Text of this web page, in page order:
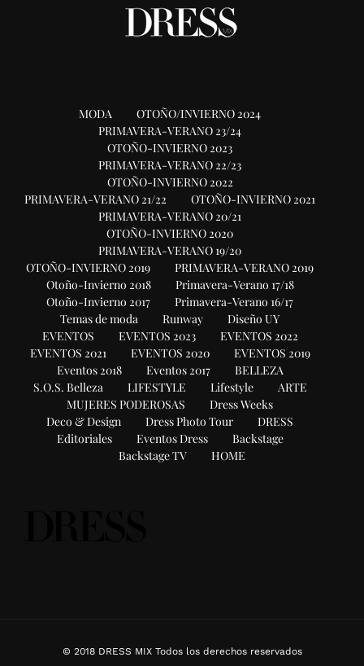
MODA
OTOÑO/INVIERNO 2024
PRIMAVERA-VERANO 23/24
OTOÑO-INVIERNO 2023
PRIMAVERA-VERANO 22/23
OTOÑO-INVIERNO 2022
PRIMAVERA-VERANO 21/22
OTOÑO-INVIERNO 2021
PRIMAVERA-VERANO 20/21
OTOÑO-INVIERNO 2020
PRIMAVERA-VERANO 19/20
OTOÑO-INVIERNO 2019
PRIMAVERA-VERANO 2019
Otoño-Invierno 2018
Primavera-Verano 17/18
Otoño-Invierno 2017
Primavera-Verano 16/17
Temas de moda
Runway
Diseño UY
EVENTOS
EVENTOS 2023
EVENTOS 2022
EVENTOS 2021
EVENTOS 2020
EVENTOS 2019
Eventos 2018
Eventos 2017
BELLEZA
S.O.S. Belleza
LIFESTYLE Lifestyle
ARTE
MUJERES PODEROSAS
Dress Weeks
Deco & Design
Dress Photo Tour
DRESS
Editoriales
Eventos Dress
Backstage
Backstage TV
HOME
© 2018 DRESS MIX Todos los derechos reservados